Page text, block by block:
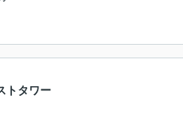
トタワー